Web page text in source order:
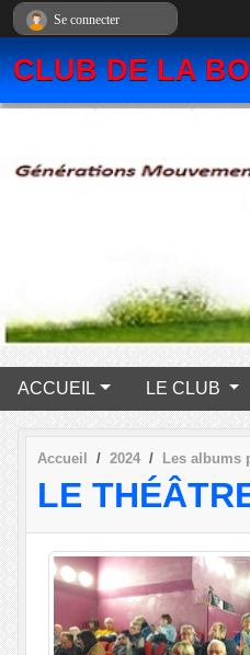
CLUB DE LA
ACCUEIL LE CLUB
Accueil 2024 Les albums
LE
Se connecter
Panneau de gestion des cookies